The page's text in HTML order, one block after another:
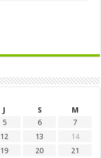
J S
M
5 6
7
12 13
14
19 20
21